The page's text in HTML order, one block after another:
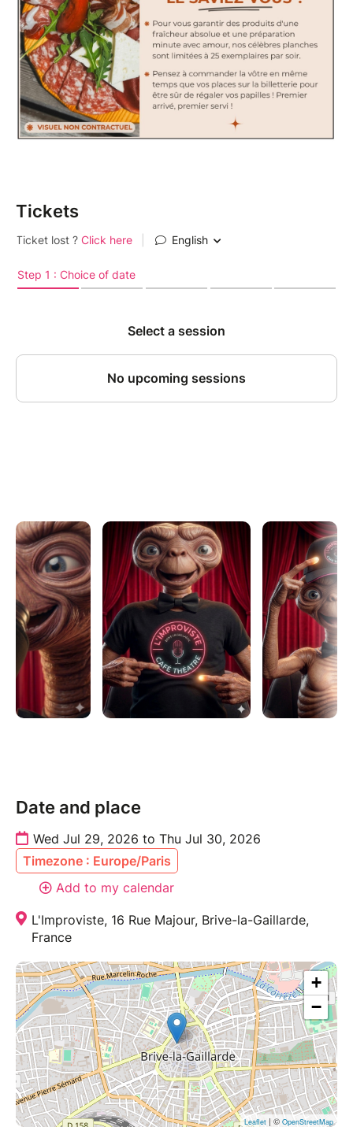
Tickets
Date and place
Wed Jul 29, 2026 to Thu Jul 30, 2026
Timezone : Europe/Paris
Add to my calendar
L'Improviste, 16 Rue Majour, Brive-la-Gaillarde,
France
+
−
Leaflet | © OpenStreetMap